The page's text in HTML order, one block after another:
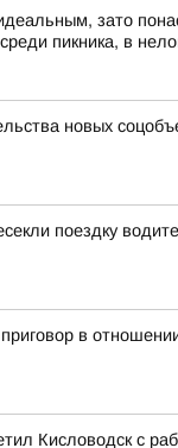
зато
пикника, в
новых
поездку
в
Кисловодск с